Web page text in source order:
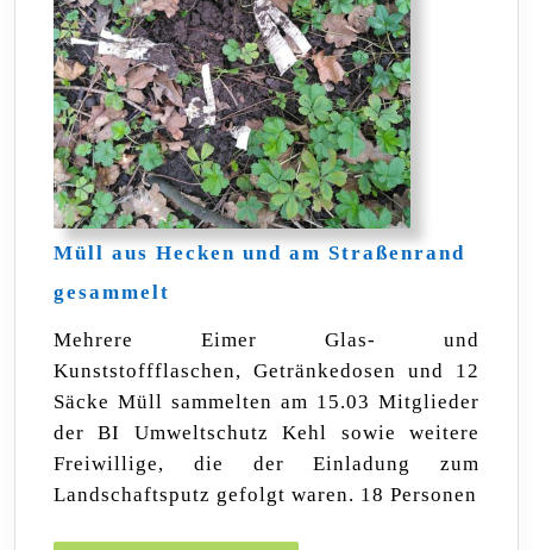
Müll aus Hecken und am Straßenrand
gesammelt
und
am
Straßenrand
gesammelt
Mehrere Eimer Glas- und
Kunststoffflaschen, Getränkedosen und 12
Säcke Müll sammelten am 15.03 Mitglieder
der BI Umweltschutz Kehl sowie weitere
Freiwillige, die der Einladung zum
Landschaftsputz gefolgt waren. 18 Personen